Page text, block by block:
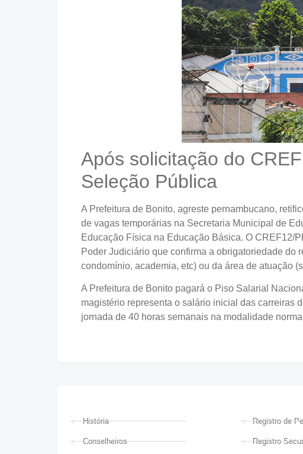
Após solicitação do
Seleção Pública
A Prefeitura de Bonito, agreste pernambucano,
de vagas temporárias na Secretaria Municipal de
Educação Física na Educação Básica. O CREF12/
Poder Judiciário que confirma a obrigatoriedade
condomínio, academia, etc) ou da área de atuação
A Prefeitura de Bonito pagará o Piso Salarial
magistério representa o salário inicial das carreiras
jornada de 40 horas semanais na modalidade
História
Conselheiros
Registro de
Registro